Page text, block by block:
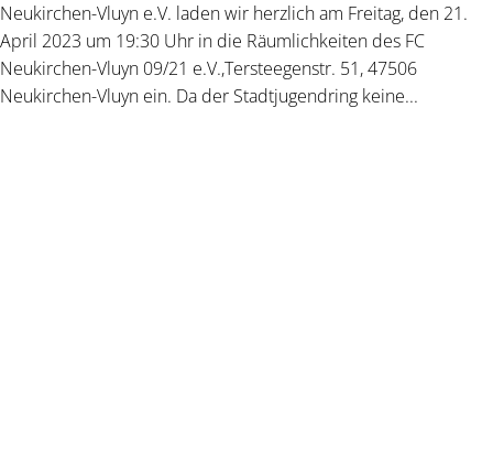
Neukirchen-Vluyn e.V. laden wir herzlich am Freitag, den 21.
April 2023 um 19:30 Uhr in die Räumlichkeiten des FC
Neukirchen-Vluyn 09/21 e.V.,Tersteegenstr. 51, 47506
Neukirchen-Vluyn ein. Da der Stadtjugendring keine...